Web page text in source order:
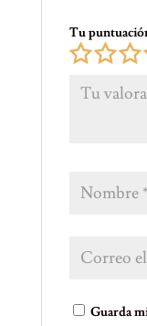
Tu
Guarda